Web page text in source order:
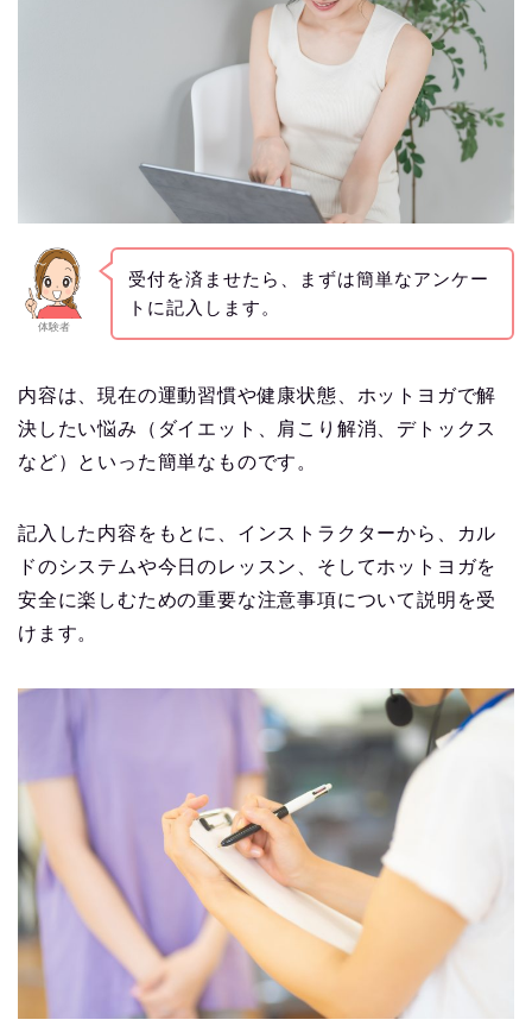
体験者
受付を済ませたら、まずは簡単なアンケー
トに記入します。
内容は、現在の運動習慣や健康状態、ホットヨガで解
決したい悩み（ダイエット、肩こり解消、デトックス
など）といった簡単なものです。
記入した内容をもとに、インストラクターから、カル
ドのシステムや今日のレッスン、そしてホットヨガを
安全に楽しむための重要な注意事項について説明を受
けます。